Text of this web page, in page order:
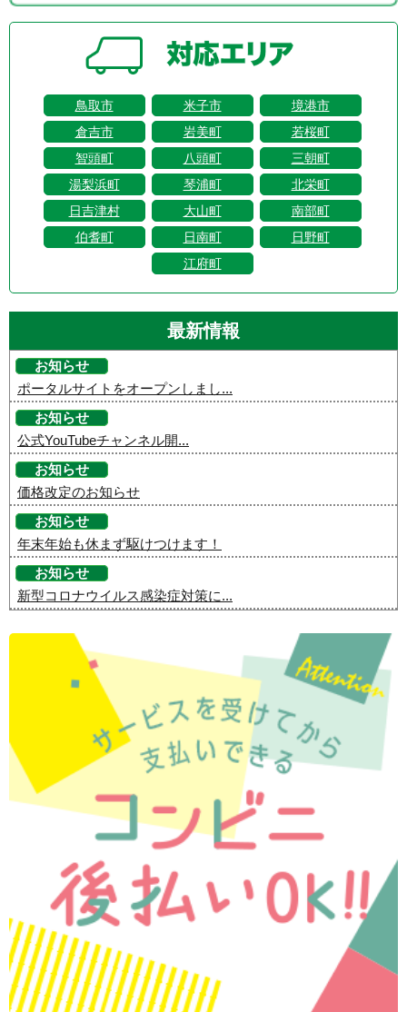
鳥取市 米子市
境港市
倉吉市
岩美町
若桜町
智頭町
八頭町
三朝町
湯梨浜町
琴浦町
北栄町
日吉津村
大山町
南部町
伯耆町
日南町
日野町
江府町
最新情報
お知らせ
ポータルサイトをオープンしまし...
お知らせ
公式YouTubeチャンネル開...
お知らせ
価格改定のお知らせ
お知らせ
年末年始も休まず駆けつけます！
お知らせ
新型コロナウイルス感染症対策に...